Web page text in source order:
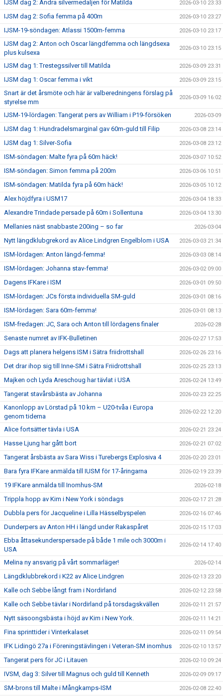
IJSM dag 2: Andra silvermedaljen för Matilda 2026-03-10 23:33
IJSM dag 2: Sofia femma på 400m 2026-03-10 23:27
IJSM-19-söndagen: Atlassi 1500m-femma 2026-03-10 23:17
IJSM dag 2: Anton och Oscar längdfemma och längdsexa
plus kulsexa
2026-03-10 23:15
IJSM dag 1: Trestegssilver till Matilda 2026-03-09 23:31
IJSM dag 1: Oscar femma i vikt 2026-03-09 23:15
Snart är det årsmöte och här är valberedningens förslag på
styrelse mm
2026-03-09 16:02
IJSM-19-lördagen: Tangerat pers av William i P19-försöken 2026-03-09
IJSM dag 1: Hundradelsmarginal gav 60m-guld till Filip 2026-03-08 23:14
IJSM dag 1: Silver-Sofia 2026-03-08 23:12
ISM-söndagen: Malte fyra på 60m häck! 2026-03-07 10:52
ISM-söndagen: Simon femma på 200m 2026-03-06 10:51
ISM-söndagen: Matilda fyra på 60m häck! 2026-03-05 10:12
Alex höjdfyra i USM17 2026-03-04 18:33
Alexandre Trindade persade på 60m i Sollentuna 2026-03-04 13:30
Mellanies näst snabbaste 200ing – so far 2026-03-04
Nytt längdklubgrekord av Alice Lindgren Engelblom i USA 2026-03-03 21:34
ISM-lördagen: Anton längd-femma! 2026-03-03 08:14
ISM-lördagen: Johanna stav-femma! 2026-03-02 09:00
Dagens IFKare i ISM 2026-03-01 09:50
ISM-lördagen: JCs första individuella SM-guld 2026-03-01 08:16
ISM-lördagen: Sara 60m-femma! 2026-03-01 08:13
ISM-fredagen: JC, Sara och Anton till lördagens finaler 2026-02-28
Senaste numret av IFK-Bulletinen 2026-02-27 17:53
Dags att planera helgens ISM i Sätra friidrottshall 2026-02-26 23:16
Det drar ihop sig till Inne-SM i Sätra Friidrottshall 2026-02-25 23:13
Majken och Lyda Areschoug har tävlat i USA 2026-02-24 13:49
Tangerat stavårsbästa av Johanna 2026-02-23 22:25
Kanonlopp av Lörstad på 10 km – U20-tvåa i Europa
genom tiderna
2026-02-22 12:20
Alice fortsätter tävla i USA 2026-02-21 23:24
Hasse Ljung har gått bort 2026-02-21 07:02
Tangerat årsbästa av Sara Wiss i Turebergs Explosiva 4 2026-02-20 23:01
Bara fyra IFKare anmälda till IUSM för 17-åringarna 2026-02-19 23:39
19 IFKare anmälda till Inomhus-SM 2026-02-18
Trippla hopp av Kim i New York i söndags 2026-02-17 21:28
Dubbla pers för Jacqueline i Lilla Hässelbyspelen 2026-02-16 07:46
Dunderpers av Anton HH i längd under Rakaspåret 2026-02-15 17:03
Ebba åttasekunderspersade på både 1 mile och 3000m i
USA
2026-02-14 17:40
Melina ny ansvarig på vårt sommarläger! 2026-02-14
Längdklubbrekord i K22 av Alice Lindgren 2026-02-13 23:20
Kalle och Sebbe långt fram i Nordirland 2026-02-12 23:58
Kalle och Sebbe tävlar i Nordirland på torsdagskvällen 2026-02-11 21:57
Nytt säsoongsbästa i höjd av Kim i New York. 2026-02-11 14:21
Fina sprinttider i Vinterkalaset 2026-02-11 09:54
IFK Lidingö 27a i Föreningstävlingen i Veteran-SM inomhus 2026-02-10 13:57
Tangerat pers för JC i Litauen 2026-02-10 09:24
IVSM, dag 3: Silver till Magnus och guld till Kenneth 2026-02-09 09:17
SM-brons till Malte i Mångkamps-ISM 2026-02-08 22:40